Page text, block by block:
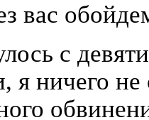
вас
с
я ничего